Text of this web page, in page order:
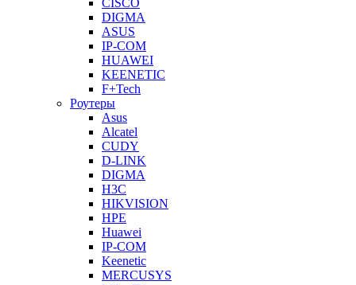
CISCO
DIGMA
ASUS
IP-COM
HUAWEI
KEENETIC
F+Tech
Роутеры
Asus
Alcatel
CUDY
D-LINK
DIGMA
H3C
HIKVISION
HPE
Huawei
IP-COM
Keenetic
MERCUSYS